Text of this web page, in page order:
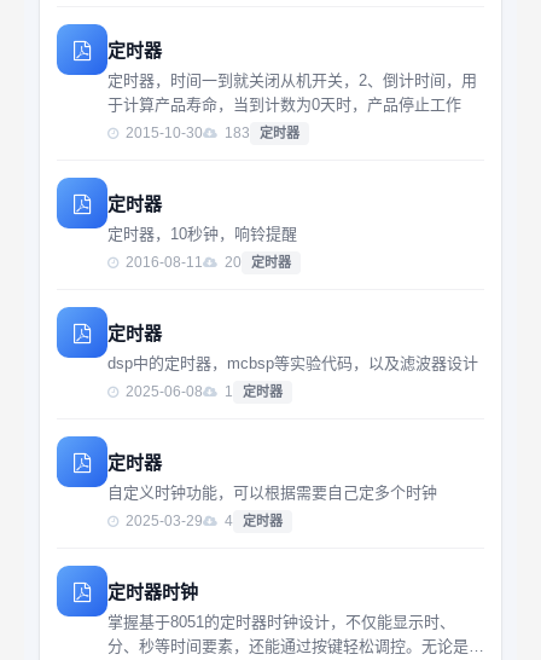
定时器
定时器，时间一到就关闭从机开关，2、倒计时间，用
于计算产品寿命，当到计数为0天时，产品停止工作
2015-10-30 183 定时器
定时器
定时器，10秒钟，响铃提醒
2016-08-11 20 定时器
定时器
dsp中的定时器，mcbsp等实验代码，以及滤波器设计
2025-06-08 1 定时器
定时器
自定义时钟功能，可以根据需要自己定多个时钟
2025-03-29 4 定时器
定时器时钟
掌握基于8051的定时器时钟设计，不仅能显示时、
分、秒等时间要素，还能通过按键轻松调控。无论是初